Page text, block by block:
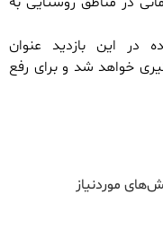
در این بازدید عنوان
خواهد شد و برای رفع
موردنیاز